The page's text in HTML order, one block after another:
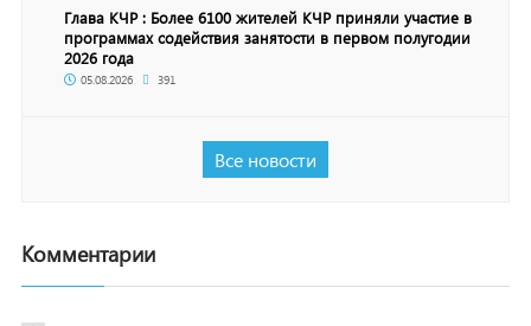
Глава КЧР : Более 6100 жителей КЧР приняли участие в
программах содействия занятости в первом полугодии
2026 года
05.08.2026 391
Все новости
Комментарии